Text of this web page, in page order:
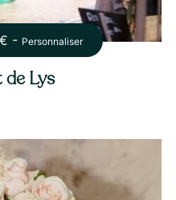
€ - Personnaliser
Lys